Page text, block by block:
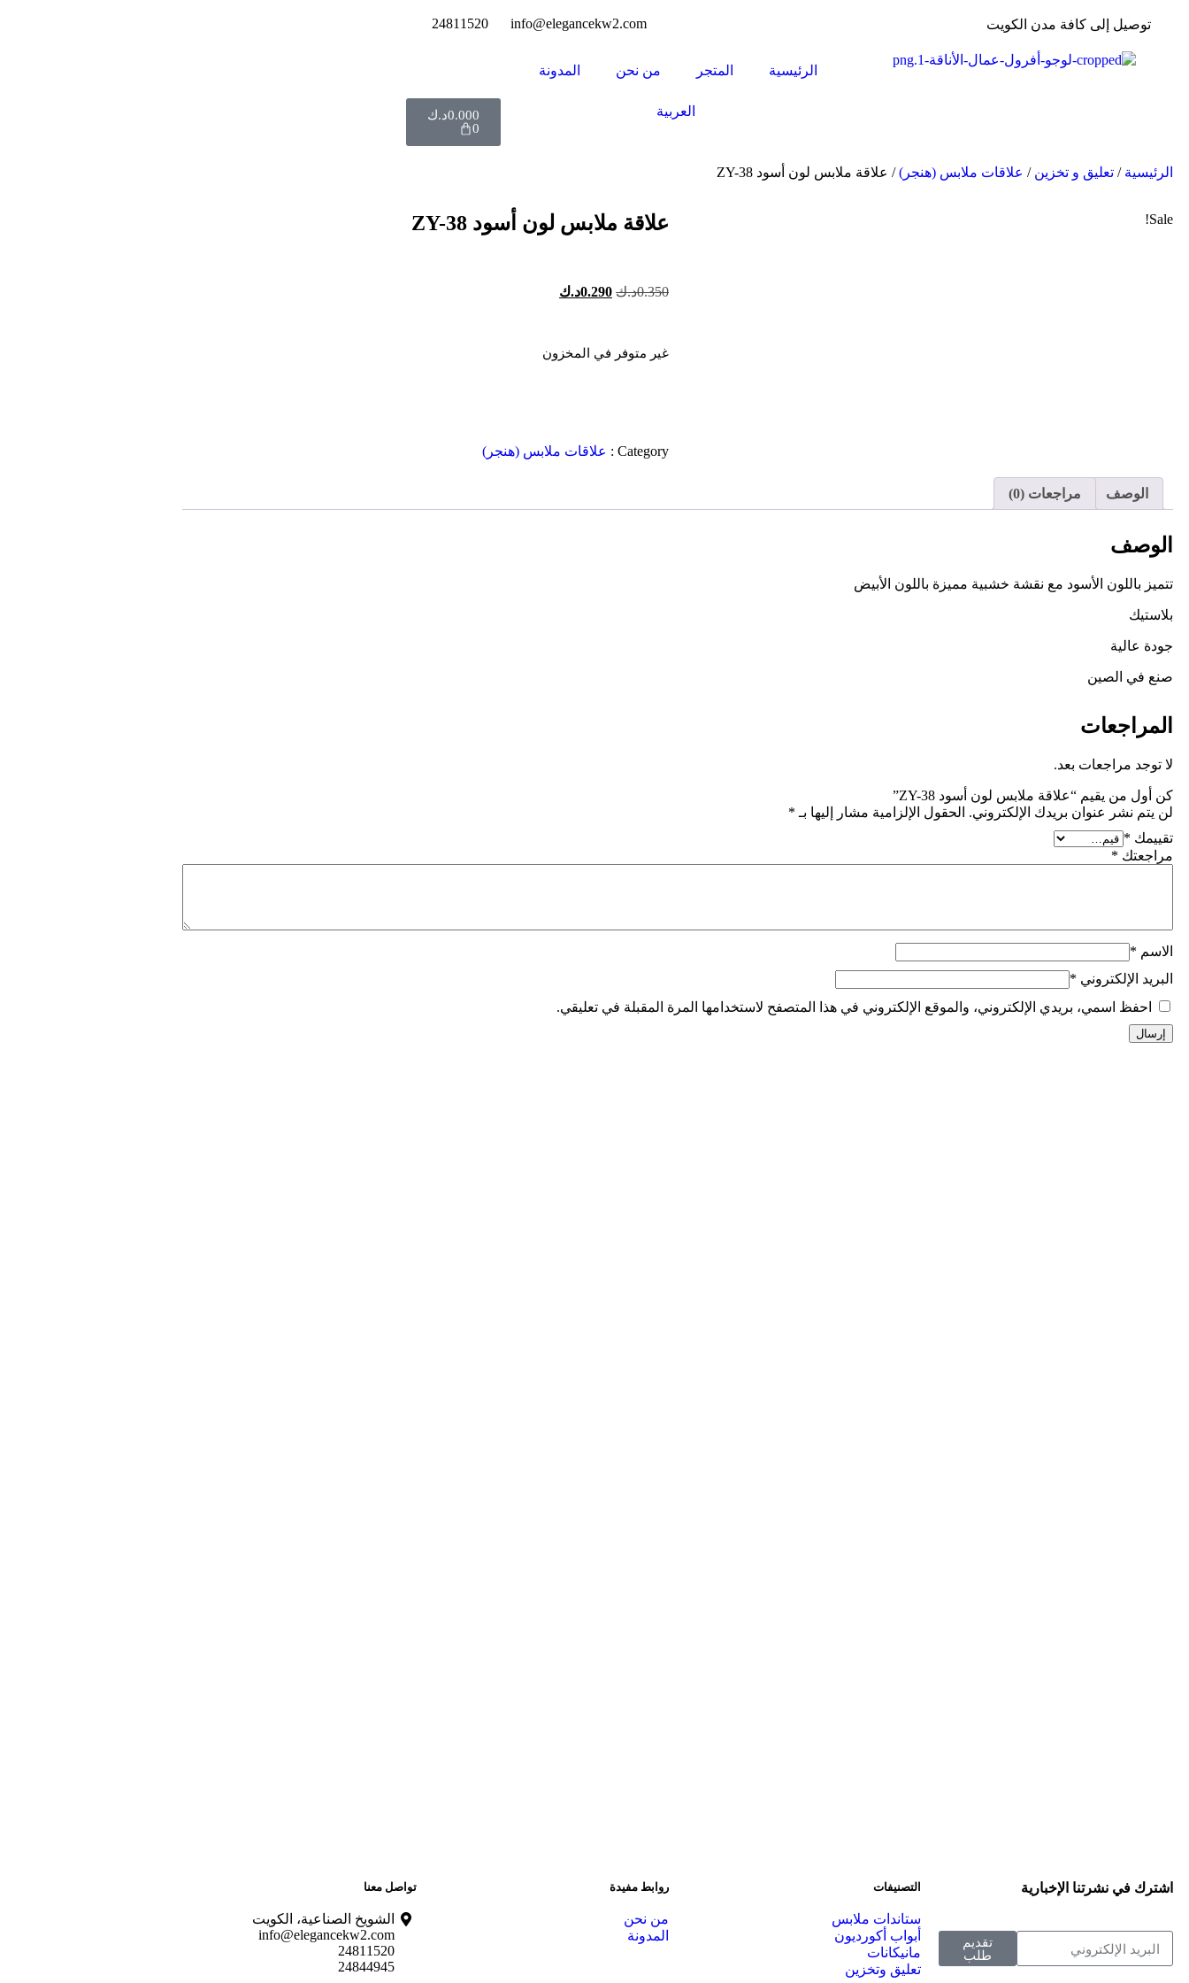
توصيل إلى كافة مدن الكويت info@elegancekw2.com
24811520
الرئيسية المتجر من نحن المدونة
العربية 0.000د.ك
0
الرئيسية / تعليق و تخزين / علاقات ملابس (هنجر)/ علاقة ملابس لون أسود ZY-38
Sale! علاقة ملابس لون أسود ZY-38
0.350د.ك 0.290د.ك
غير متوفر في المخزون
Category : علاقات ملابس (هنجر)
الوصف مراجعات (0)
الوصف
تتميز باللون الأسود مع نقشة خشبية مميزة باللون الأبيض
بلاستيك
جودة عالية
صنع في الصين
المراجعات
لا توجد مراجعات بعد.
كن أول من يقيم “علاقة ملابس لون أسود ZY-38”
لن يتم نشر عنوان بريدك الإلكتروني. الحقول الإلزامية مشار إليها بـ *
تقييمك *
مراجعتك *
الاسم *
البريد الإلكتروني *
احفظ اسمي، بريدي الإلكتروني، والموقع الإلكتروني في هذا المتصفح لاستخدامها المرة المقبلة في تعليقي.
اشترك في نشرتنا الإخبارية
تقديم
طلب
التصنيفات
ستاندات ملابس
أبواب أكورديون
مانيكانات
تعليق وتخزين
روابط مفيدة
من نحن
المدونة
تواصل معنا
الشويخ الصناعية، الكويت
info@elegancekw2.com
24811520
24844945